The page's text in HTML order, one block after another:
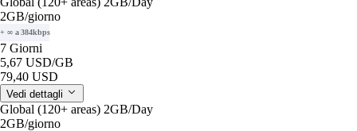
2GB/giorno
+ ∞ a 384kbps
7 Giorni
5,67 USD/GB
79,40 USD
Vedi dettagli
Global (120+ areas) 2GB/Day
2GB/giorno